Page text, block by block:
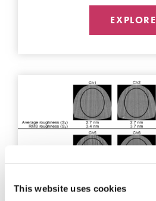
This website uses cookies
EXPLORE